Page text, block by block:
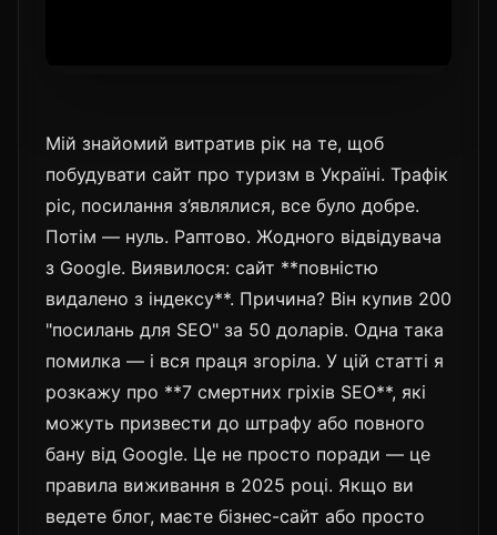
Мій знайомий витратив рік на те, щоб
побудувати сайт про туризм в Україні. Трафік
ріс, посилання з’являлися, все було добре.
Потім — нуль. Раптово. Жодного відвідувача
з Google. Виявилося: сайт **повністю
видалено з індексу**. Причина? Він купив 200
"посилань для SEO" за 50 доларів. Одна така
помилка — і вся праця згоріла. У цій статті я
розкажу про **7 смертних гріхів SEO**, які
можуть призвести до штрафу або повного
бану від Google. Це не просто поради — це
правила виживання в 2025 році. Якщо ви
ведете блог, маєте бізнес-сайт або просто